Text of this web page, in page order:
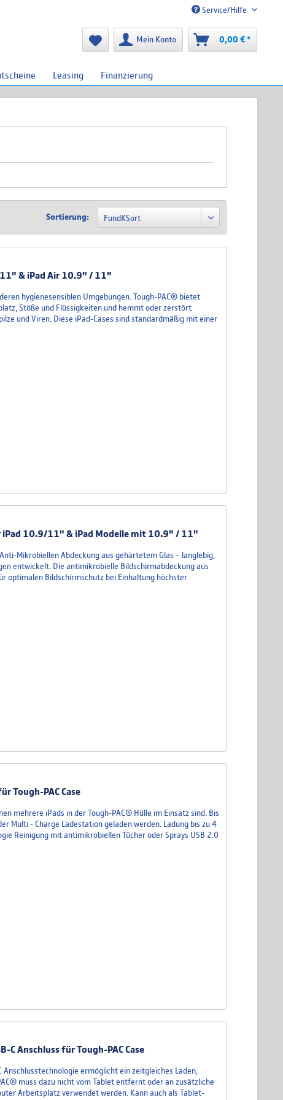
Service/Hilfe
Mein Konto 0,00 € *
Leasing Finanzierung
Sortierung:
11" & iPad Air 10.9" / 11"
hygienesensiblen Umgebungen. Tough-PAC® bietet
Stöße und Flüssigkeiten und hemmt oder zerstört
und Viren. Diese iPad-Cases sind standardmäßig mit einer
iPad 10.9/11" & iPad Modelle mit 10.9" / 11"
Mikrobiellen Abdeckung aus gehärtetem Glas – langlebig,
entwickelt. Die antimikrobielle Bildschirmabdeckung aus
optimalen Bildschirmschutz bei Einhaltung höchster
Tough-PAC Case
mehrere iPads in der Tough-PAC® Hülle im Einsatz sind. Bis
Multi - Charge Ladestation geladen werden. Ladung bis zu 4
Reinigung mit antimikrobiellen Tücher oder Sprays USB 2.0
C Anschluss für Tough-PAC Case
ermöglicht ein zeitgleiches Laden,
muss dazu nicht vom Tablet entfernt oder an zusätzliche
Arbeitsplatz verwendet werden. Kann auch als Tablet-